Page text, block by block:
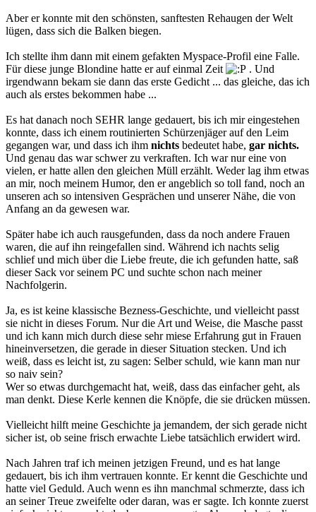
Aber er konnte mit den schönsten, sanftesten Rehaugen der Welt
lügen, dass sich die Balken biegen.
Ich stellte ihm dann mit einem gefakten Myspace-Profil eine Falle.
Für diese junge Blondine hatte er auf einmal Zeit
. Und
irgendwann bekam sie dann das erste Gedicht ... das gleiche, das ich
auch als erstes bekommen habe ...
Es hat danach noch SEHR lange gedauert, bis ich mir eingestehen
konnte, dass ich einem routinierten Schürzenjäger auf den Leim
gegangen war, und dass ich ihm nichts bedeutet habe, gar nichts.
Und genau das war schwer zu verkraften. Ich war nur eine von
vielen, er hatte allen den gleichen Müll erzählt. Weder lag ihm etwas
an mir, noch meinem Humor, den er angeblich so toll fand, noch an
unseren ach so intensiven Gesprächen und unserer Nähe, die von
Anfang an da gewesen war.
Später habe ich auch rausgefunden, dass da noch andere Frauen
waren, die auf ihn reingefallen sind. Während ich nachts selig
schlief und mich über die Liebe freute, die ich gefunden hatte, saß
dieser Sack vor seinem PC und suchte schon nach meiner
Nachfolgerin.
Ja, es ist keine klassische Bezness-Geschichte, und vielleicht passt
sie nicht in dieses Forum. Nur die Art und Weise, die Masche passt
und ich kann mich durch diese sehr miese Erfahrung gut in Frauen
hineinversetzen, die gerade in dieser Situation stecken. Und ich
weiß, dass es leicht ist, zu sagen: Selber schuld, wie kann man nur
so naiv sein?
Wer so etwas durchgemacht hat, weiß, dass das einfacher geht, als
man denkt. Diese Kerle kennen die Knöpfe, die sie drücken müssen.
Vielleicht hilft meine Geschichte ja jemandem, der sich gerade nicht
sicher ist, ob seine frisch erwachte Liebe tatsächlich erwidert wird.
Nach Jahren traf ich meinen jetzigen Freund, und es hat lange
gedauert, bis ich ihm vertrauen konnte. Er kennt die Geschichte und
hatte viel Geduld. Auch wenn es ihn manchmal schmerzte, dass ich
an seiner Treue zweifelte oder daran, was er sagte. Ich konnte zuerst